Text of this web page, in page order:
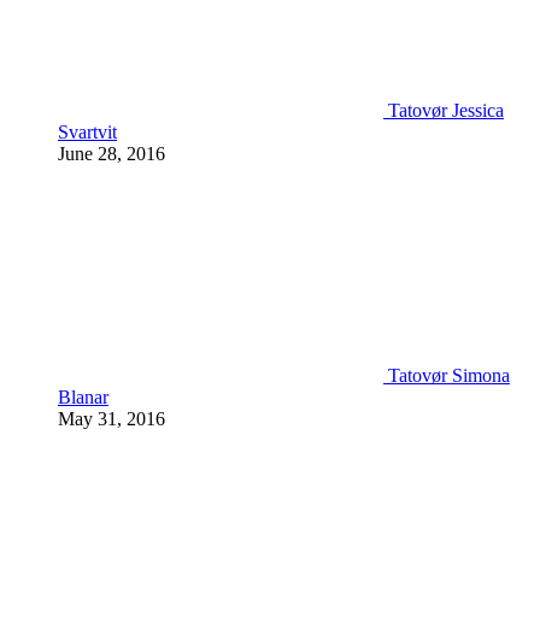
Tatovør Jessica
Svartvit
June 28, 2016
Tatovør Simona
Blanar
May 31, 2016